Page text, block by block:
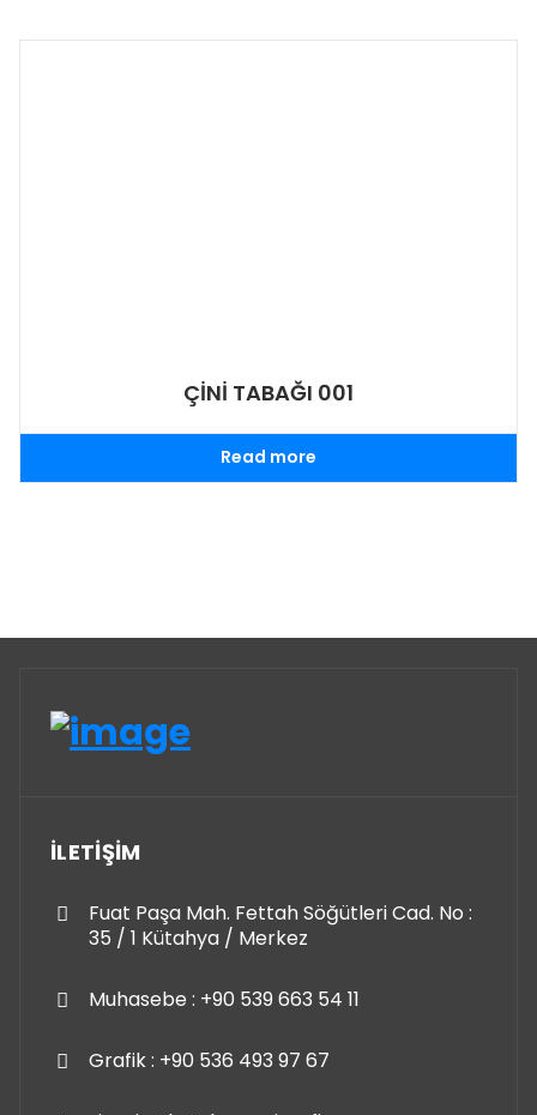
ÇİNİ TABAĞI 001
Read more
İLETİŞİM
Fuat Paşa Mah. Fettah Söğütleri Cad. No :
35 / 1 Kütahya / Merkez
Muhasebe : +90 539 663 54 11
Grafik : +90 536 493 97 67